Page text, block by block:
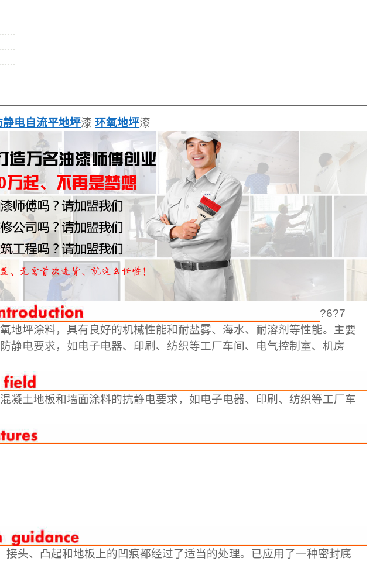
静电自流平地坪漆环氧地坪漆
?6?7
地坪涂料，具有良好的机械性能和耐盐雾、海水、耐溶剂等性能。主要
静电要求，如电子电器、印刷、纺织等工厂车间、电气控制室、机房
凝土地板和墙面涂料的抗静电要求，如电子电器、印刷、纺织等工厂车
头、凸起和地板上的凹痕都经过了适当的处理。已应用了一种密封底